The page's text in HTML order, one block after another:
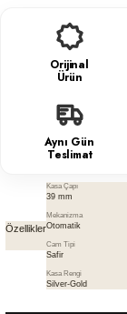
Orijinal
Ürün
Aynı Gün
Teslimat
Özellikler
Kasa Çapı
39 mm
Mekanizma
Otomatik
Cam Tipi
Safir
Kasa Rengi
Silver-Gold